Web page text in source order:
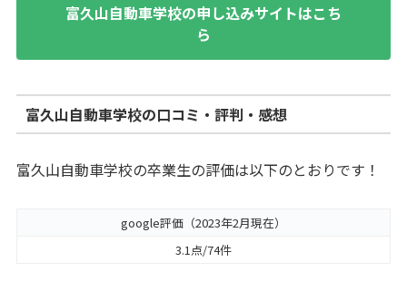
富久山自動車学校の申し込みサイトはこち
ら
富久山自動車学校の口コミ・評判・感想
富久山自動車学校の卒業生の評価は以下のとおりです！
google評価（2023年2月現在）
3.1点/74件